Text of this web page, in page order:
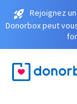
Rejoignez
Donorbox peut